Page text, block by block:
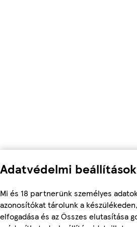
Adatvédelmi beállítások
Mi és 18 partnerünk személyes
azonosítókat tárolunk a
elfogadása és az Összes elutasítása